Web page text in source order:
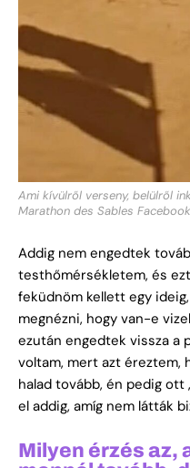
Ami kívülről verseny, belülről
Marathon des Sables Facebook
Addig nem engedtek
testhőmérsékletem, és
feküdnöm kellett egy
megnézni, hogy van-e
ezután engedtek vissza a
voltam, mert azt éreztem,
halad tovább, én pedig ott
el addig, amíg nem látták
Milyen érzés az,